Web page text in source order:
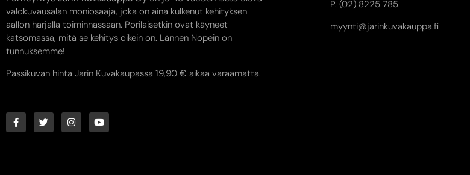
valokuvausalan moniosaaja, joka on aina kulkenut kehityksen
aallon harjalla toiminnassaan. Porilaisetkin ovat käyneet
katsomassa, mitä se kehitys oikein on. Lännen Nopein on
tunnuksemme!
Passikuvan hinta Jarin Kuvakaupassa 19,90 € aikaa varaamatta.
P. (02) 8225 785
myynti@jarinkuvakauppa.fi